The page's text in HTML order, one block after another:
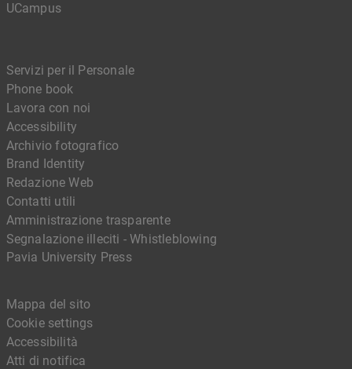
UCampus
Servizi per il Personale
Phone book
Lavora con noi
Accessibility
Archivio fotografico
Brand Identity
Redazione Web
Contatti utili
Amministrazione trasparente
Segnalazione illeciti - Whistleblowing
Pavia University Press
Mappa del sito
Cookie settings
Accessibilità
Atti di notifica